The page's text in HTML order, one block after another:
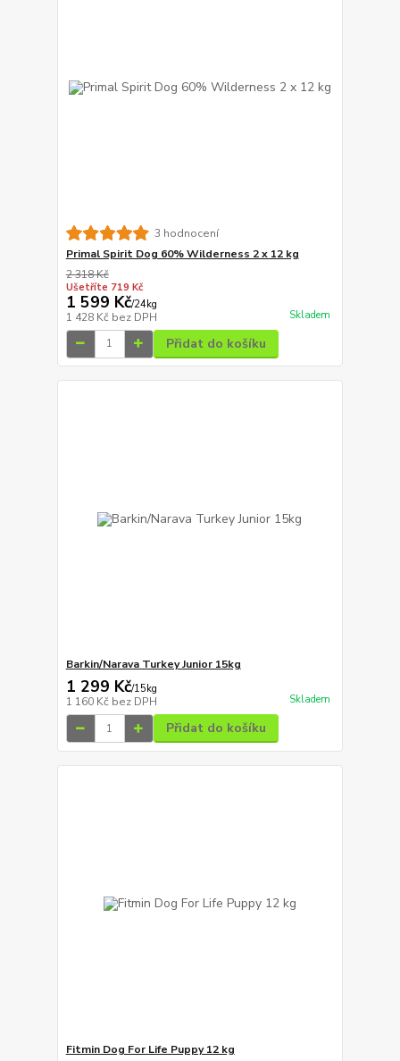
3 hodnocení
Primal Spirit Dog 60% Wilderness 2 x 12 kg
2 318 Kč
Ušetříte 719 Kč
1 599 Kč/24kg
1 428 Kč bez DPH Skladem
Přidat do košíku
Barkin/Narava Turkey Junior 15kg
1 299 Kč/15kg
1 160 Kč bez DPH Skladem
Přidat do košíku
Fitmin Dog For Life Puppy 12 kg